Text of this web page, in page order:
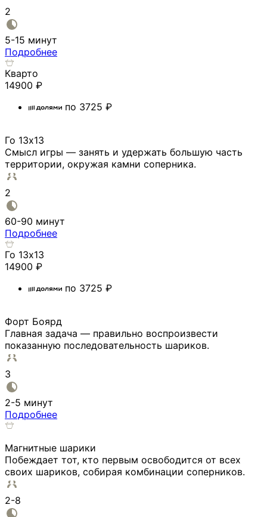
2
5-15 минут
Подробнее
Кварто
14900 ₽
по 3725 ₽
Го 13х13
Смысл игры — занять и удержать большую часть
территории, окружая камни соперника.
2
60-90 минут
Подробнее
Го 13х13
14900 ₽
по 3725 ₽
Форт Боярд
Главная задача — правильно воспроизвести
показанную последовательность шариков.
3
2-5 минут
Подробнее
Магнитные шарики
Побеждает тот, кто первым освободится от всех
своих шариков, собирая комбинации соперников.
2-8